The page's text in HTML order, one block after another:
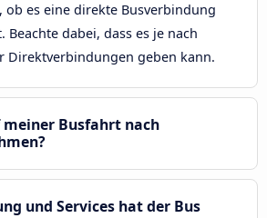
ob es eine direkte Busverbindung
Beachte dabei, dass es je nach
Direktverbindungen geben kann.
Busfahrt nach
und Services hat der Bus